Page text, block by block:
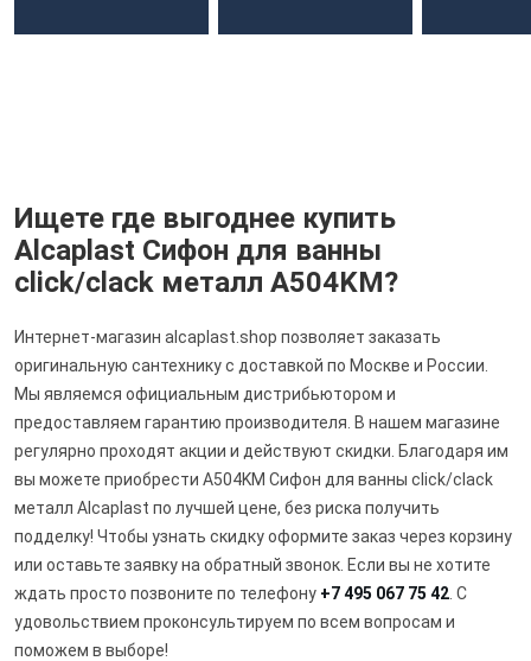
Ищете где выгоднее купить
Alcaplast Сифон для ванны
click/clack металл A504KM?
Интернет-магазин alcaplast.shop позволяет заказать
оригинальную сантехнику с доставкой по Москве и России.
Мы являемся официальным дистрибьютором и
предоставляем гарантию производителя. В нашем магазине
регулярно проходят акции и действуют скидки. Благодаря им
вы можете приобрести A504KM Сифон для ванны click/clack
металл Alcaplast по лучшей цене, без риска получить
подделку! Чтобы узнать скидку оформите заказ через корзину
или оставьте заявку на обратный звонок. Если вы не хотите
ждать просто позвоните по телефону +7 495 067 75 42 . С
удовольствием проконсультируем по всем вопросам и
поможем в выборе!